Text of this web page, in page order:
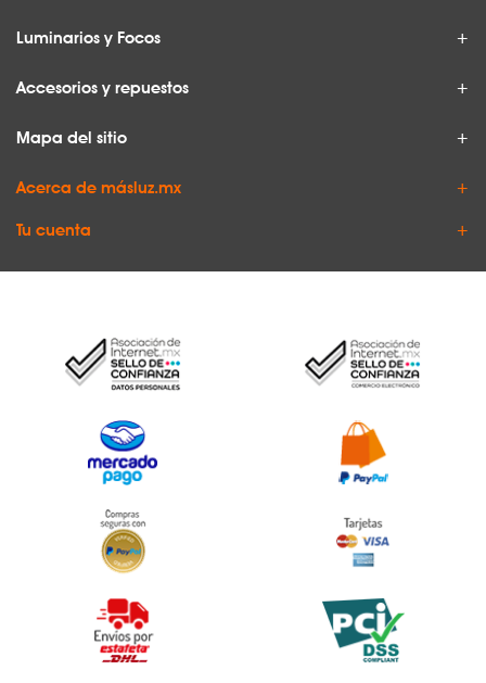
Luminarios y Focos
Accesorios y repuestos
Mapa del sitio
Acerca de másluz.mx
Tu cuenta